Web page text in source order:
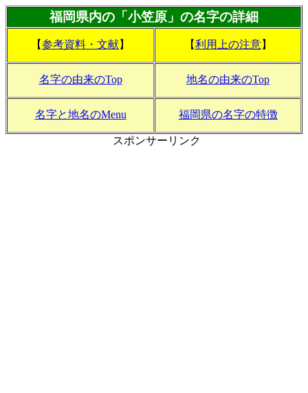
福岡県内の「小笠原」の名字の詳細
【参考資料・文献】 【利用上の注意】
名字の由来のTop 地名の由来のTop
名字と地名のMenu 福岡県の名字の特徴
スポンサーリンク